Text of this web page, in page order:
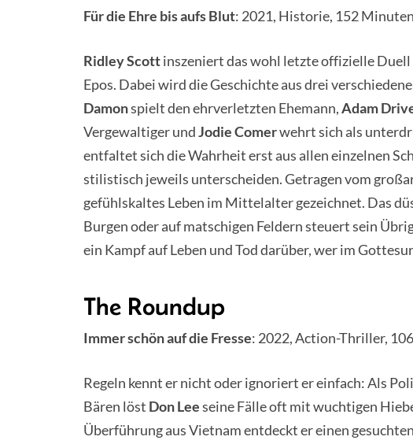
Für die Ehre bis aufs Blut: 2021, Historie, 152 Minuten
Ridley Scottinszeniert das wohl letzte offizielle Duell
Epos. Dabei wird die Geschichte aus drei
Damonspielt den ehrverletzten Ehemann,Adam
Vergewaltiger undJodie Comerwehrt sich als
entfaltet sich die Wahrheit erst aus allen einzelnen
stilistisch jeweils unterscheiden. Getragen vom
gefühlskaltes Leben im Mittelalter gezeichnet. Das
Burgen oder auf matschigen Feldern steuert sein
ein Kampf auf Leben und Tod darüber, wer im
The Roundup
Immer schön auf die Fresse: 2022, Action-Thriller,
Regeln kennt er nicht oder ignoriert er einfach: Als
Bären löst Don Leeseine Fälle oft mit wuchtigen
Überführung aus Vietnam entdeckt er einen